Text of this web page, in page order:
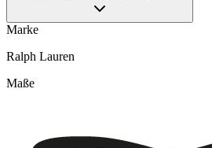
Marke
Ralph Lauren
Maße